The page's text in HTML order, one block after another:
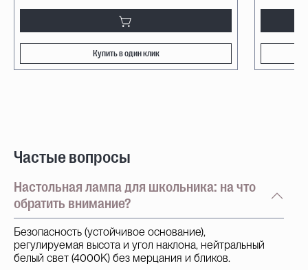
Купить в один клик
Частые вопросы
Настольная лампа для школьника: на что
обратить внимание?
Безопасность (устойчивое основание),
регулируемая высота и угол наклона, нейтральный
белый свет (4000K) без мерцания и бликов.